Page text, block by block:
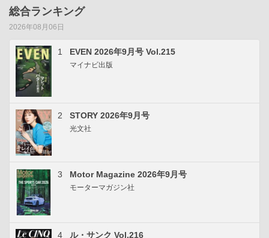
総合ランキング
2026年08月06日
1 EVEN 2026年9月号 Vol.215
マイナビ出版
2 STORY 2026年9月号
光文社
3 Motor Magazine 2026年9月号
モーターマガジン社
4 ル・サンク Vol.216